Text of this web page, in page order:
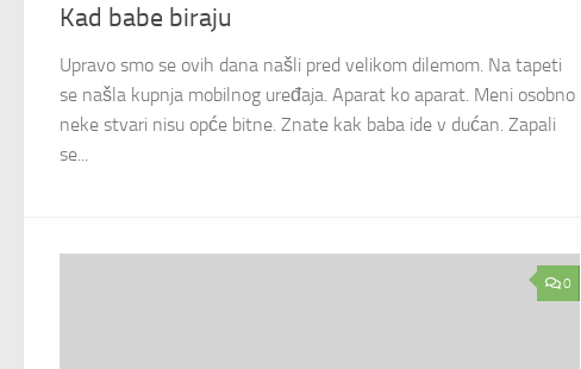
Kad babe biraju
Upravo smo se ovih dana našli pred velikom dilemom. Na tapeti
se našla kupnja mobilnog uređaja. Aparat ko aparat. Meni osobno
neke stvari nisu opće bitne. Znate kak baba ide v dućan. Zapali
se...
0